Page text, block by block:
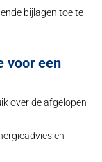
bijlagen toe te
voor een
over de afgelopen
en